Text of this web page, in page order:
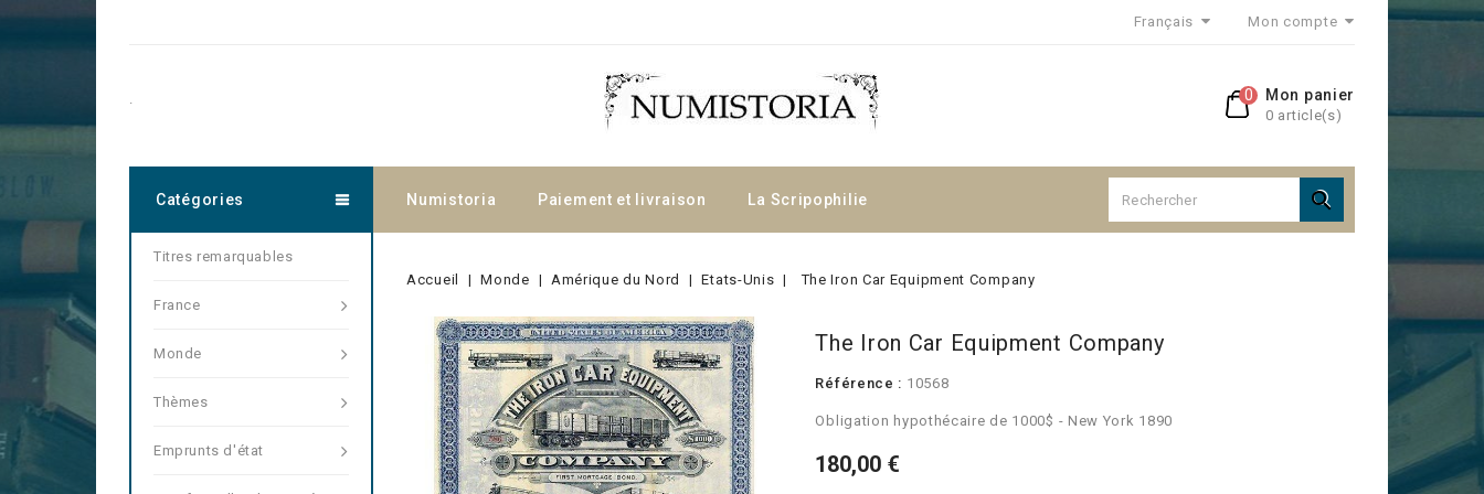
Français Mon compte
Mon panier
0 article(s)
0
.
Numistoria Paiement et livraison La Scripophilie 
Catégories
Titres remarquables
France
Monde
Thèmes
Emprunts d'état
Accueil Monde Amérique du Nord Etats-Unis The Iron Car Equipment Company
The Iron Car Equipment Company
Référence : 10568
Obligation hypothécaire de 1000$ - New York 1890
180,00 €